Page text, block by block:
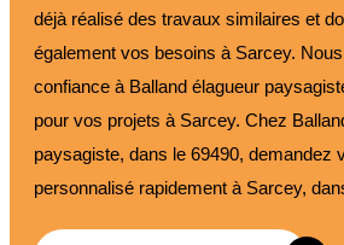
déjà réalisé des travaux similaires et
également vos besoins à Sarcey.
confiance à Balland élagueur
pour vos projets à Sarcey. Chez
paysagiste, dans le 69490, demandez
personnalisé rapidement à Sarcey,